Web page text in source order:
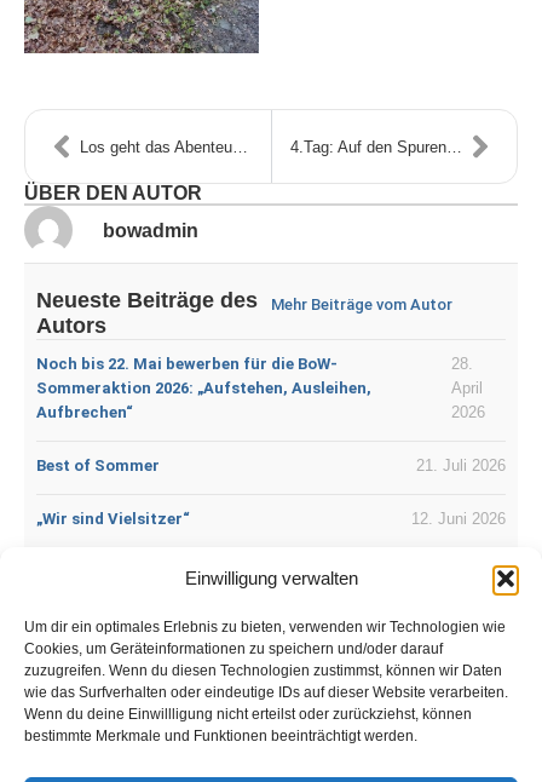
Einwilligung verwalten
Um dir ein optimales Erlebnis zu bieten, verwenden wir Technologien wie
Cookies, um Geräteinformationen zu speichern und/oder darauf
zuzugreifen. Wenn du diesen Technologien zustimmst, können wir Daten
wie das Surfverhalten oder eindeutige IDs auf dieser Website verarbeiten.
Wenn du deine Einwillligung nicht erteilst oder zurückziehst, können
bestimmte Merkmale und Funktionen beeinträchtigt werden.
4.Tag: Auf den Spuren des Kupfers
ÜBER DEN AUTOR
bowadmin
Neueste Beiträge des
Autors
Mehr Beiträge vom Autor
Noch bis 22. Mai bewerben für die BoW-
Sommeraktion 2026: „Aufstehen, Ausleihen,
Aufbrechen“
28.
April
2026
Best of Sommer 21. Juli 2026
„Wir sind Vielsitzer“ 12. Juni 2026
Vergiss die Maus, begib Dich raus 9. Juni 2026
Sitzen, sitzen, immer nur sitzen 4. Juni 2026
Nix mehr mit viel sitzen 2. Juni 2026